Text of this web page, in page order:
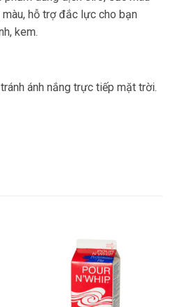
hỗ trợ đắc lực cho bạn
kem.
ánh nắng trực tiếp mặt trời.